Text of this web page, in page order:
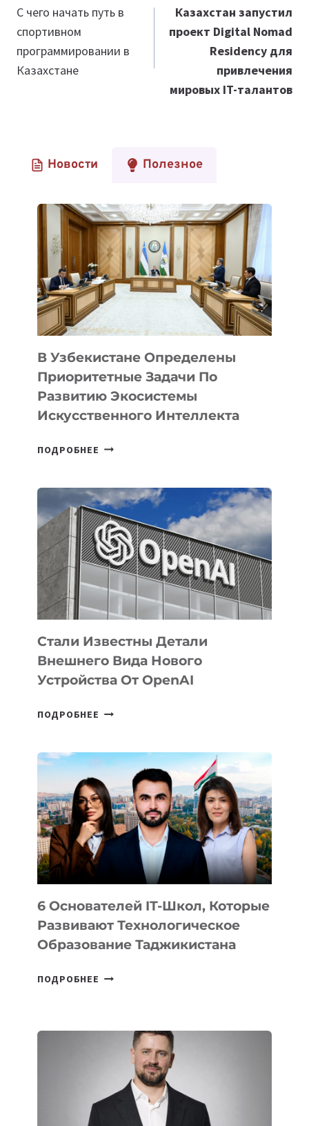
по
записям
С чего начать путь в
спортивном
программировании в
Казахстане
Казахстан запустил
проект Digital Nomad
Residency для
привлечения
мировых IT-талантов
Новости Полезное
В Узбекистане Определены
Приоритетные Задачи По
Развитию Экосистемы
Искусственного Интеллекта
ПОДРОБНЕЕ В
ПРИОРИТЕТНЫЕ
ЗАДАЧИ
ПО
РАЗВИТИЮ
ЭКОСИСТЕМЫ
ИСКУССТВЕННОГО
ИНТЕЛЛЕКТА
Стали Известны Детали
Внешнего Вида Нового
Устройства От OpenAI
ПОДРОБНЕЕ СТАЛИ
ВНЕШНЕГО
ВИДА
НОВОГО
УСТРОЙСТВА
ОТ
OPENAI
6 Основателей IT-Школ, Которые
Развивают Технологическое
Образование Таджикистана
ПОДРОБНЕЕ
КОТОРЫЕ
РАЗВИВАЮТ
ТЕХНОЛОГИЧЕСКОЕ
ОБРАЗОВАНИЕ
ТАДЖИКИСТАНА